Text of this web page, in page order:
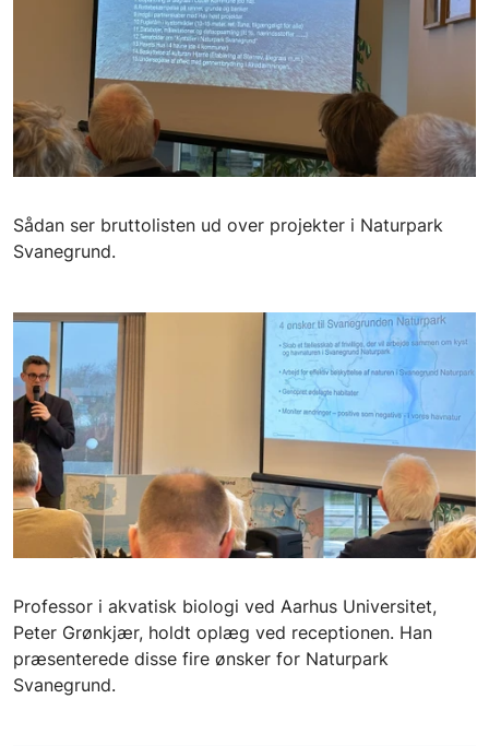
Sådan ser bruttolisten ud over projekter i Naturpark
Svanegrund.
Professor i akvatisk biologi ved Aarhus Universitet,
Peter Grønkjær, holdt oplæg ved receptionen. Han
præsenterede disse fire ønsker for Naturpark
Svanegrund.